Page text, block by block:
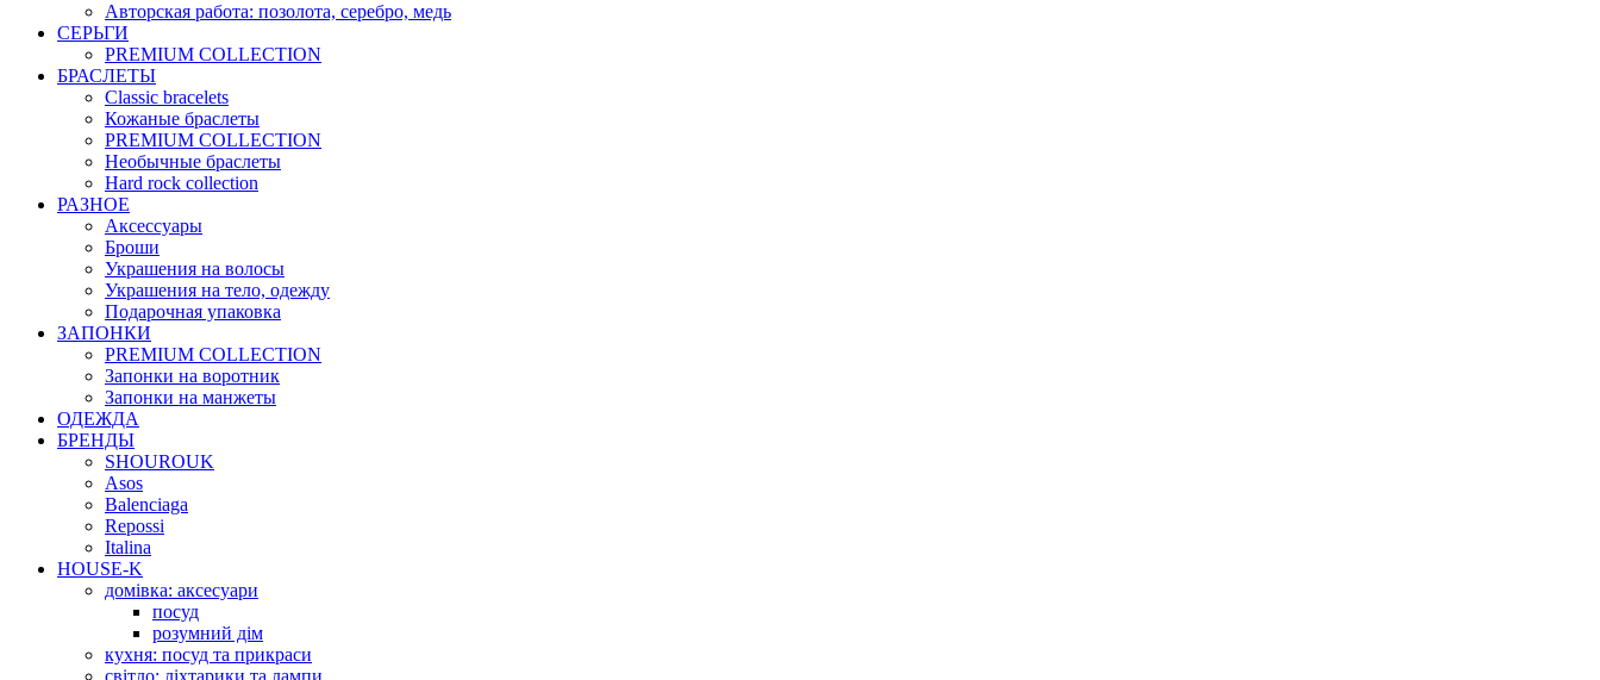
Авторская работа: позолота, серебро, медь
СЕРЬГИ
PREMIUM COLLECTION
БРАСЛЕТЫ
Classic bracelets
Кожаные браслеты
PREMIUM COLLECTION
Необычные браслеты
Hard rock collection
РАЗНОЕ
Аксессуары
Броши
Украшения на волосы
Украшения на тело, одежду
Подарочная упаковка
ЗАПОНКИ
PREMIUM COLLECTION
Запонки на воротник
Запонки на манжеты
ОДЕЖДА
БРЕНДЫ
SHOUROUK
Asos
Balenciaga
Repossi
Italina
HOUSE-K
домівка: аксесуари
посуд
розумний дім
кухня: посуд та прикраси
світло: ліхтарики та лампи